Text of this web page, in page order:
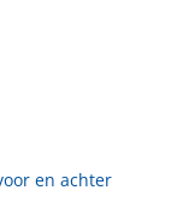
en achter